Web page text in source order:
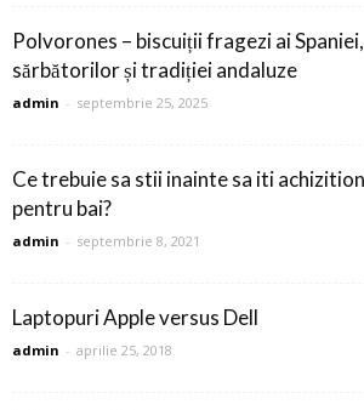
Polvorones – biscuiții fragezi ai
sărbătorilor și tradiției andaluze
admin - septembrie 25, 2025
Ce trebuie sa stii inainte sa iti
pentru bai?
admin - septembrie 8, 2021
Laptopuri Apple versus Dell
admin - aprilie 25, 2018